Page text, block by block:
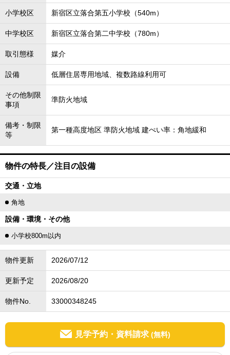
小学校区 新宿区立落合第五小学校（540m）
中学校区 新宿区立落合第二中学校（780m）
取引態様 媒介
設備 低層住居専用地域、複数路線利用可
その他制限
事項
準防火地域
備考・制限
等
第一種高度地区 準防火地域 建ぺい率：角地緩和
物件の特長／注目の設備
交通・立地
角地
設備・環境・その他
小学校800m以内
物件更新 2026/07/12
更新予定 2026/08/20
物件No. 33000348245
見学予約・資料請求 (無料)